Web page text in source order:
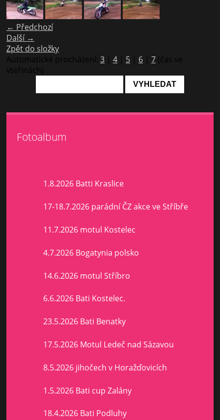
← Předchozí
Další →
Zpět do složky
Automatické procházení: 3 | 4 | 5 | 6 | 7 (čas ve
vteřinách)
Fotoalbum
1.8.2026 Batti Kraslice
17-18.7.2026 parádní ČZ akce ve Stříbře
11.7.2026 motul Kostelec
4.7.2026 Bogatynia polsko
14.6.2026 motul Stříbro
6.6.2026 Bati Kostelec.
23.5.2026 Bati Benatky
17.5.2026 Motul Ledeč nad Sázavou
8.5.2026 jihočech v Horažďovicích
1.5.2026 Bati cup Zalány
18.4.2026 Bati Podluhy